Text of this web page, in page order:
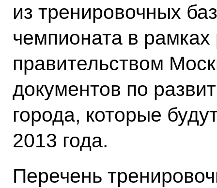
из тренировочных
чемпионата в
правительством
документов по
города, которые
2013 года.
Перечень